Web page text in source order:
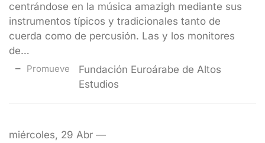
centrándose en la música amazigh mediante sus
instrumentos típicos y tradicionales tanto de
cuerda como de percusión. Las y los monitores
de…
Promueve
Fundación Euroárabe de Altos
Estudios
miércoles, 29 Abr —